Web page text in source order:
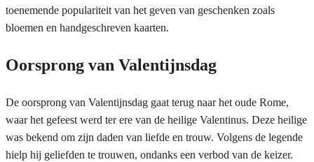
toenemende populariteit van het geven van geschenken zoals
bloemen en handgeschreven kaarten.
Oorsprong van Valentijnsdag
De oorsprong van Valentijnsdag gaat terug naar het oude Rome,
waar het gefeest werd ter ere van de heilige Valentinus. Deze heilige
was bekend om zijn daden van liefde en trouw. Volgens de legende
hielp hij geliefden te trouwen, ondanks een verbod van de keizer.